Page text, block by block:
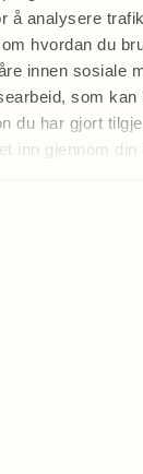
å analysere
hvordan du
innen sosiale
som kan
du har gjort
inn gjennom din